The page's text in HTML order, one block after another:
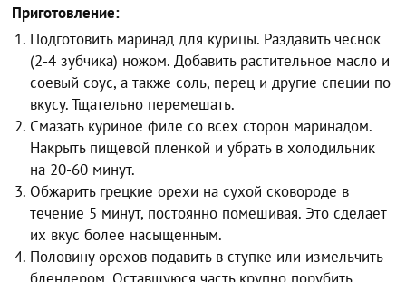
Приготовление:
Подготовить маринад для курицы. Раздавить чеснок
(2-4 зубчика) ножом. Добавить растительное масло и
соевый соус, а также соль, перец и другие специи по
вкусу. Тщательно перемешать.
Смазать куриное филе со всех сторон маринадом.
Накрыть пищевой пленкой и убрать в холодильник
на 20-60 минут.
Обжарить грецкие орехи на сухой сковороде в
течение 5 минут, постоянно помешивая. Это сделает
их вкус более насыщенным.
Половину орехов подавить в ступке или измельчить